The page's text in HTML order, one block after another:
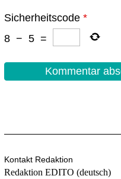
Sicherheitscode *
8 − 5 =
Kontakt Redaktion
Redaktion EDITO (deutsch)